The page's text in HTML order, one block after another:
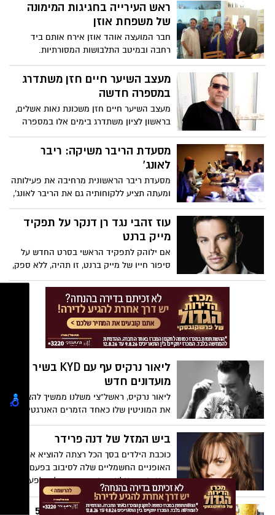
"I Was Born Ready"ראש העירייה בחגיגות המימונה
של משפחת אוזן
חבר המועצה אוהד אוזן אירח אותם ביד
רחבה ובמיטב התלבושות המסורתיות.
מעצב השיער חיים חזן משתדרג
במספרה חדשה
מעצב השיער חיים חזן משכונת נאות אשלים,
בראשון לציון משתדרג בימים אלו במספרה
חדשה, למרות ששכר את שירותיה של
אדריכלית החליט להיות מעורב בכל שלב
השיפוצים בדרך להגשמת החלום.
מסעדת הריבר משיקה: ריבר
לאונג'
מסעדת ריבר הראשונית מרחיבה את פעילותה
ומעתה תציע ללקוחותיה גם את הריבר לאונג',
בר אסיאתי הממוקם כאזור נפרד בתוך
המסעדה.
עוז זהבי נגד רן דנקר על תפקיד
מייק ברנט
אם ילוהק לתפקיד הראשי בסרט החדש על
סיפור חייו של מייק ברנט, זו תהיה, ללא ספק,
השנה הכי טובה מבחינתו של עוז זהבי. אבל
היי, גם רן דנקר מועמד לאותו תפקיד ואפילו
עומר דרור. תכינו את הפופקורן, זה הולך
להיות קרב מעניין
ליאור נרקיס עף עם KYD בשיר
מועדונים חדש
ליאור נרקיס, ראשל"צי משלנו ממשיך להצדיק
את המוניטין שלו כאחד הזמרים האנרגטיים
במזרח התיכון ומשחרר שיר חדש בשם
"יהלום" שבו הוא משתף פעולה עם להקת
ביש המזל של דנה פרידר
כוכבת הילדים בסך הכל רצתה להוציא את
האופניים החשמליים שלה לסיבוב בפעם
הראשונה - אלא שחוק מרפי החליט לפעול
כנגדה....
חגיגות פורים וסן פטריק ב-55